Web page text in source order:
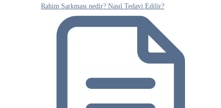
Rahim Sarkması nedir? Nasıl Tedavi Edilir?